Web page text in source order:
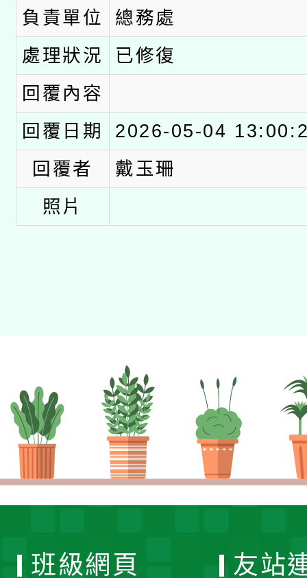
負責單位
總務處
處理狀況
已修復
回覆內容
回覆日期
2026-05-04
回覆者
戴玉珊
照片
班級網頁 友站